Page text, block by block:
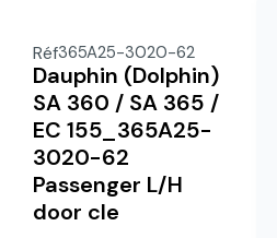
Réf365A25-3020-62
Dauphin (Dolphin)
SA 360 / SA 365 /
EC 155_365A25-
3020-62
Passenger L/H
door cle